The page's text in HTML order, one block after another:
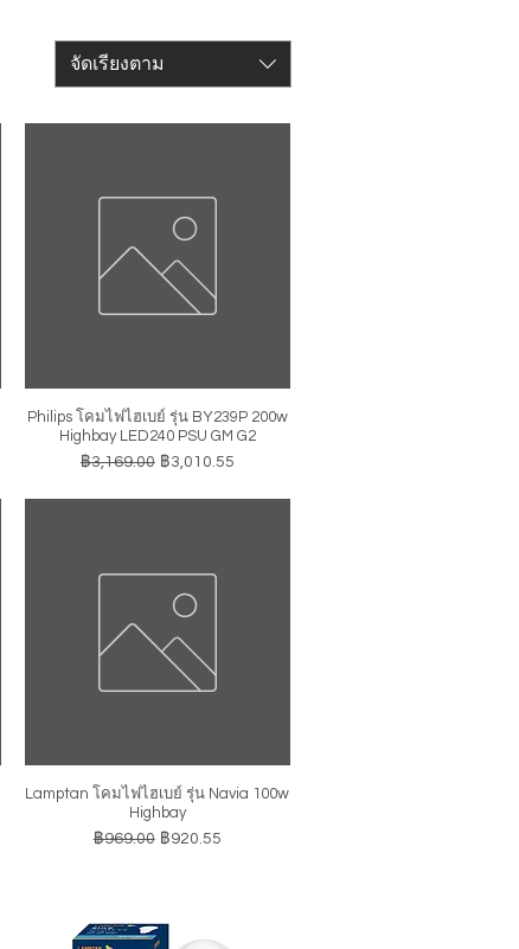
จัดเรียงตาม
ดูข้อมูลด่วน
Philips โคมไฟไฮเบย์ รุ่น BY239P 200w
Highbay LED240 PSU GM G2
ราคาปกติ
฿3,169.00 ราคาขายลด
฿3,010.55
ดูข้อมูลด่วน
Lamptan โคมไฟไฮเบย์ รุ่น Navia 100w
Highbay
ราคาปกติ
฿969.00 ราคาขายลด
฿920.55